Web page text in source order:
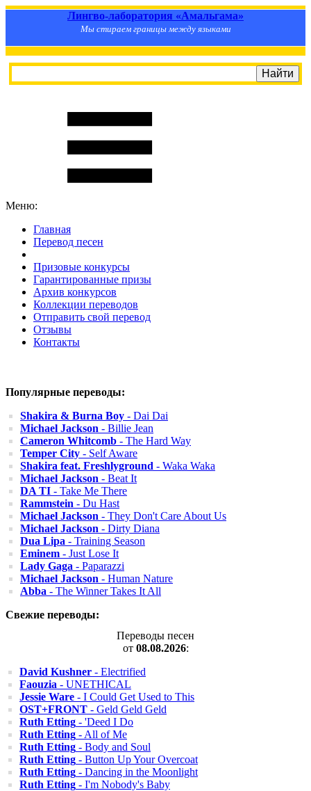
Лингво-лаборатория «Амальгама»
Мы стираем границы между языками
Меню:
Главная
Перевод песен
Призовые конкурсы
Гарантированные призы
Архив конкурсов
Коллекции переводов
Отправить свой перевод
Отзывы
Контакты
Популярные переводы:
Shakira & Burna Boy - Dai Dai
Michael Jackson - Billie Jean
Cameron Whitcomb - The Hard Way
Temper City - Self Aware
Shakira feat. Freshlyground - Waka Waka
Michael Jackson - Beat It
DA TI - Take Me There
Rammstein - Du Hast
Michael Jackson - They Don't Care About Us
Michael Jackson - Dirty Diana
Dua Lipa - Training Season
Eminem - Just Lose It
Lady Gaga - Paparazzi
Michael Jackson - Human Nature
Abba - The Winner Takes It All
Свежие переводы:
Переводы песен
от 08.08.2026:
David Kushner - Electrified
Faouzia - UNETHICAL
Jessie Ware - I Could Get Used to This
OST+FRONT - Geld Geld Geld
Ruth Etting - 'Deed I Do
Ruth Etting - All of Me
Ruth Etting - Body and Soul
Ruth Etting - Button Up Your Overcoat
Ruth Etting - Dancing in the Moonlight
Ruth Etting - I'm Nobody's Baby